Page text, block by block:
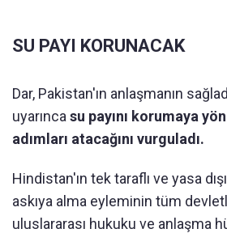
SU PAYI KORUNACAK
Dar, Pakistan'ın anlaşmanın
uyarınca su payını korumaya
adımları atacağını vurguladı.
Hindistan'ın tek taraflı ve yasa
askıya alma eyleminin tüm
uluslararası hukuku ve anlaşma